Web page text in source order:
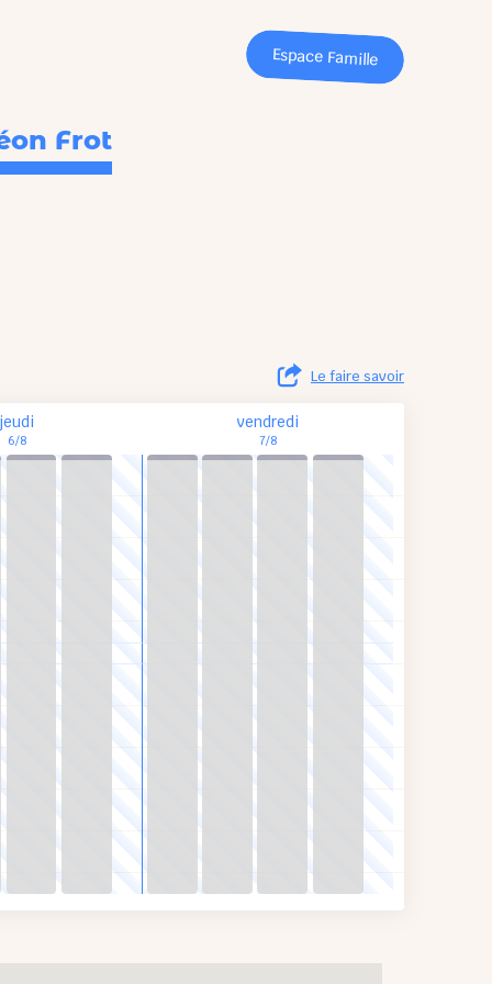
Espace Famille
Frot
Le faire savoir
jeudi
6/8
vendredi
7/8